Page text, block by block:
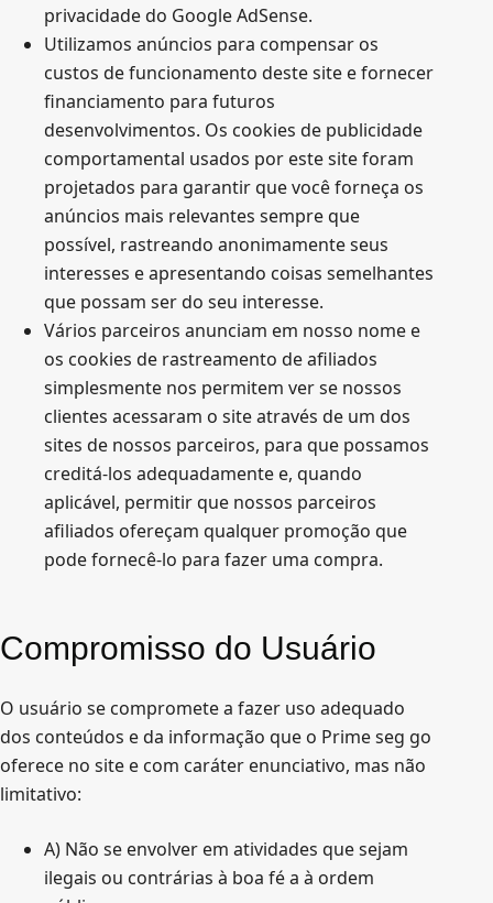
privacidade do Google AdSense.
Utilizamos anúncios para compensar os
custos de funcionamento deste site e fornecer
financiamento para futuros
desenvolvimentos. Os cookies de publicidade
comportamental usados ​​por este site foram
projetados para garantir que você forneça os
anúncios mais relevantes sempre que
possível, rastreando anonimamente seus
interesses e apresentando coisas semelhantes
que possam ser do seu interesse.
Vários parceiros anunciam em nosso nome e
os cookies de rastreamento de afiliados
simplesmente nos permitem ver se nossos
clientes acessaram o site através de um dos
sites de nossos parceiros, para que possamos
creditá-los adequadamente e, quando
aplicável, permitir que nossos parceiros
afiliados ofereçam qualquer promoção que
pode fornecê-lo para fazer uma compra.
Compromisso do Usuário
O usuário se compromete a fazer uso adequado
dos conteúdos e da informação que o Prime seg go
oferece no site e com caráter enunciativo, mas não
limitativo:
A) Não se envolver em atividades que sejam
ilegais ou contrárias à boa fé a à ordem